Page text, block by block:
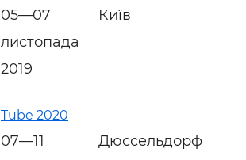
05—07
листопада
2019
Київ
Tube 2020
07—11
Дюссельдорф